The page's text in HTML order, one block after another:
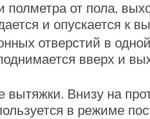
полметра от пола,
и опускается к
отверстий в
вверх и
вытяжки. Внизу на
в режиме